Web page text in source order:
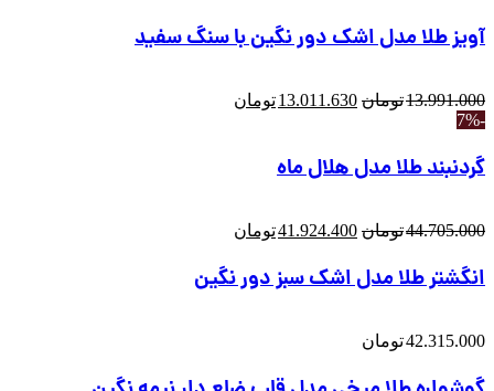
خرید قسطی با اعتبار اسنپ پی بدون سود و کارمزد
آویز طلا مدل اشک دور نگین با سنگ سفید
13.991.000تومان 13.011.630تومان
-7%
گردنبند طلا مدل هلال ماه
44.705.000تومان 41.924.400تومان
انگشتر طلا مدل اشک سبز دور نگین
42.315.000تومان